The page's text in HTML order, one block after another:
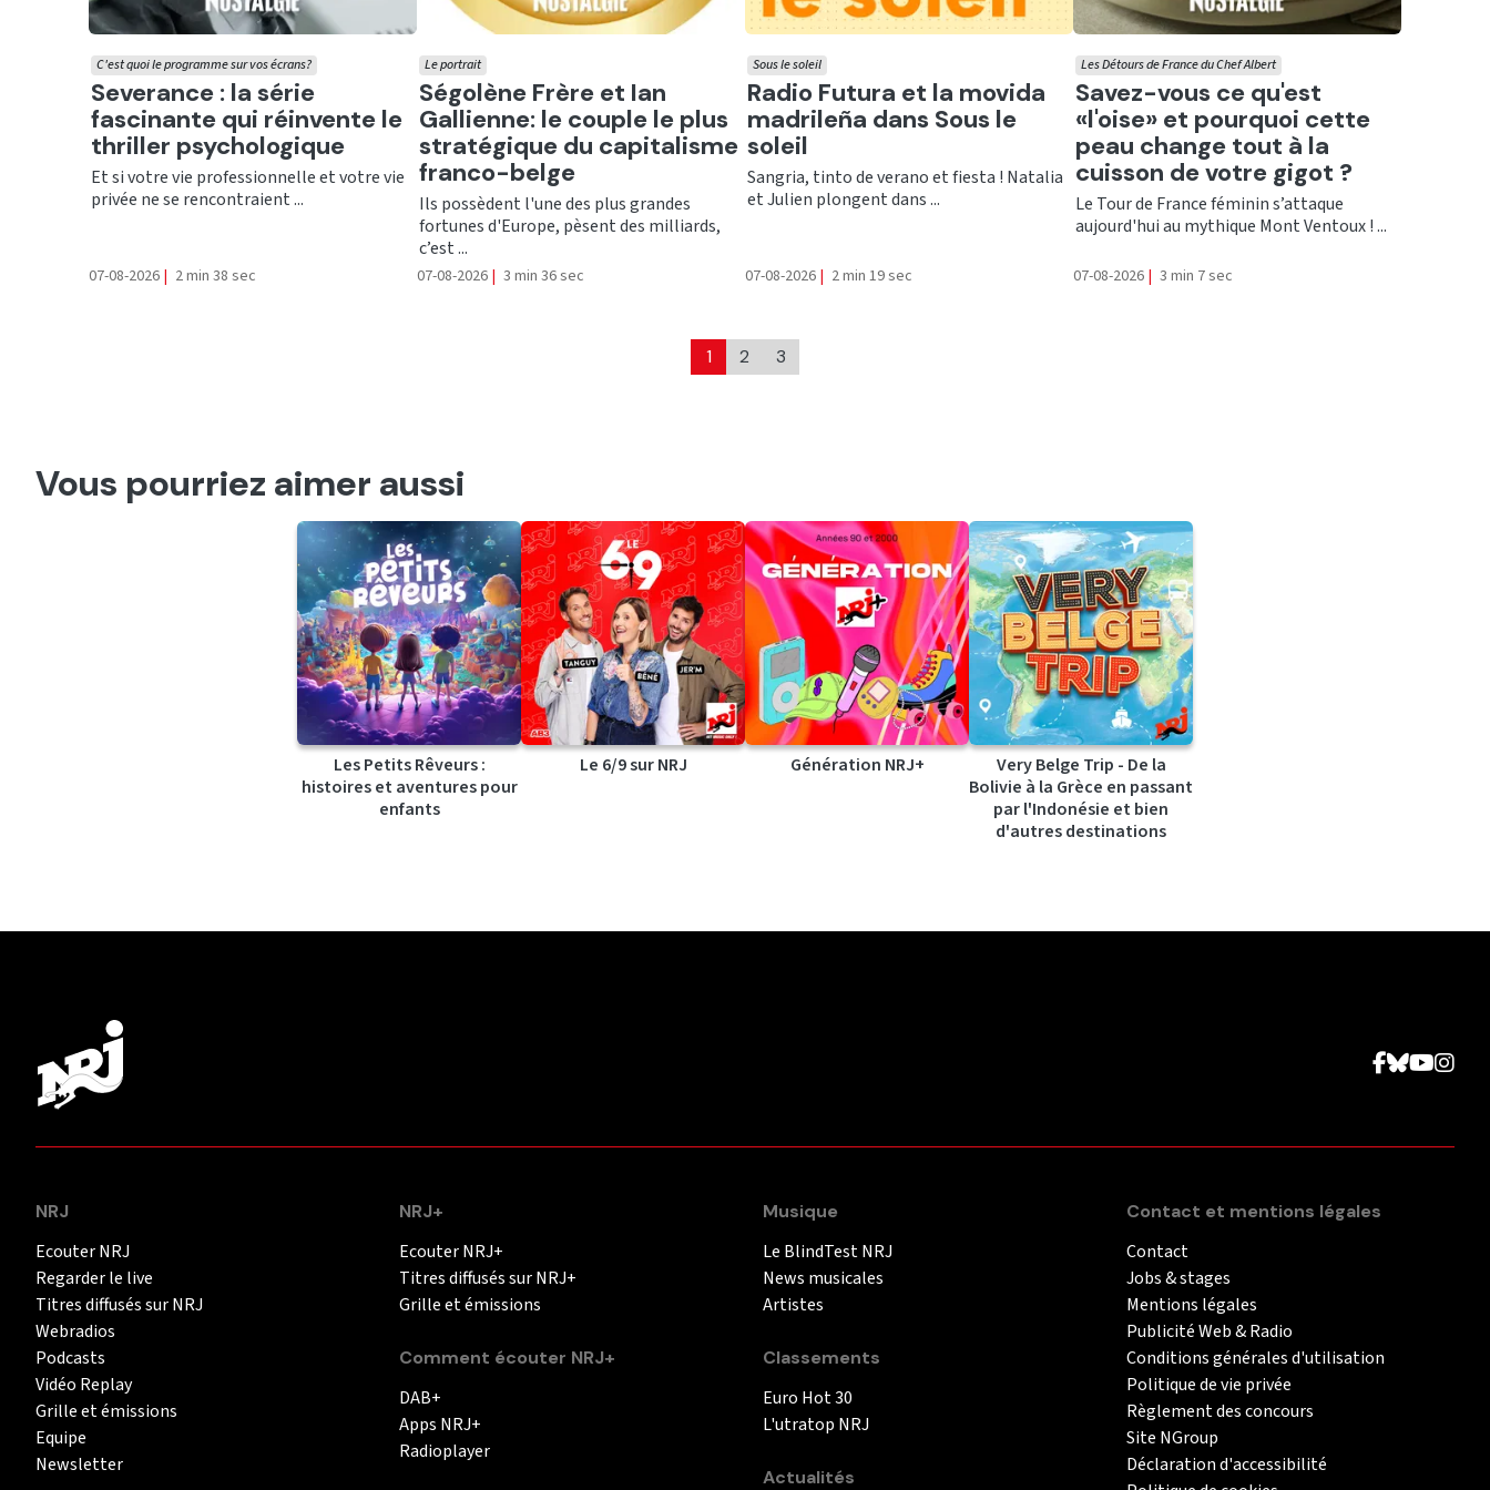
Ecouter
Severance : la série
fascinante qui réinvente le
thriller psychologique
C'est quoi le programme sur vos écrans?
Et si votre vie professionnelle et votre vie
privée ne se rencontraient ...
07-08-2026 | 2 min 38 sec
Ecouter
Ségolène Frère et Ian
Gallienne: le couple le plus
stratégique du capitalisme
franco-belge
Le portrait
Ils possèdent l'une des plus grandes
fortunes d'Europe, pèsent des milliards,
c’est ...
07-08-2026 | 3 min 36 sec
Ecouter
Radio Futura et la movida
madrileña dans Sous le
soleil
Sous le soleil
Sangria, tinto de verano et fiesta ! Natalia
et Julien plongent dans ...
07-08-2026 | 2 min 19 sec
Ecouter
Savez-vous ce qu'est
«l'oise» et pourquoi cette
peau change tout à la
cuisson de votre gigot ?
Les Détours de France du Chef Albert
Le Tour de France féminin s’attaque
aujourd'hui au mythique Mont Ventoux ! ...
07-08-2026 | 3 min 7 sec
1 2 3
Vous pourriez aimer aussi
Les Petits Rêveurs :
histoires et aventures pour
enfants
Le 6/9 sur NRJ Génération NRJ+
Very Belge Trip - De la
Bolivie à la Grèce en passant
par l'Indonésie et bien
d'autres destinations
NRJ
Ecouter NRJ
Regarder le live
Titres diffusés sur NRJ
Webradios
Podcasts
Vidéo Replay
Grille et émissions
Equipe
Newsletter
NRJ+
Ecouter NRJ+
Titres diffusés sur NRJ+
Grille et émissions
Comment écouter NRJ+
DAB+
Apps NRJ+
Radioplayer
Musique
Le BlindTest NRJ
News musicales
Artistes
Classements
Euro Hot 30
L'utratop NRJ
Actualités
Contact et mentions légales
Contact
Jobs & stages
Mentions légales
Publicité Web & Radio
Conditions générales d'utilisation
Politique de vie privée
Règlement des concours
Site NGroup
Déclaration d'accessibilité